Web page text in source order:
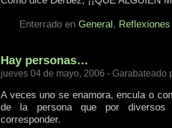
Enterrado en General, Reflexiones
Hay personas…
jueves 04 de mayo, 2006 - Garabateado
A veces uno se enamora, encula o
de la persona que por diversos
corresponder.